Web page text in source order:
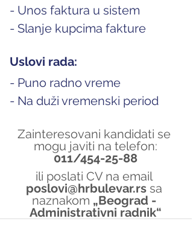
- Unos faktura u sistem
- Slanje kupcima fakture
Uslovi rada:
- Puno radno vreme
- Na duži vremenski period
Zainteresovani kandidati se
mogu javiti na telefon:
011/454-25-88
ili poslati CV na email
poslovi@hrbulevar.rs sa
naznakom „Beograd -
Administrativni radnik“